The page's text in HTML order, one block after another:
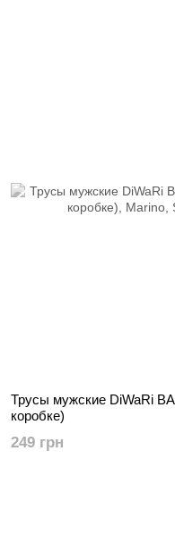
Трусы мужские DiWaRi
коробке)
249 грн